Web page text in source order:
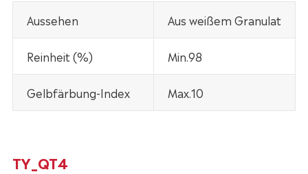
Aussehen Aus weißem Granulat
Reinheit (%) Min.98
Gelbfärbung-Index Max.10
TY_QT4